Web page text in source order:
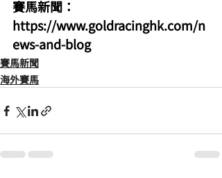
賽馬新聞：
https://www.goldracinghk.com/n
ews-and-blog
賽馬新聞
海外賽馬